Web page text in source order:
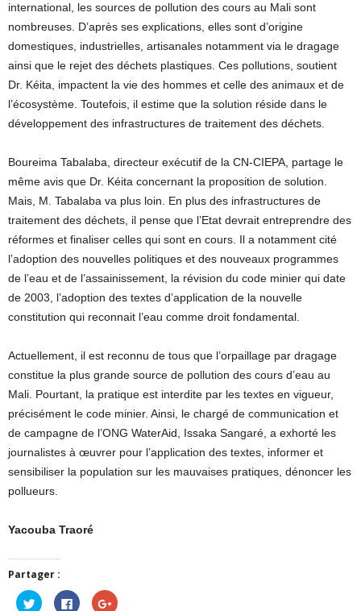
international, les sources de pollution des cours au Mali sont
nombreuses. D’après ses explications, elles sont d’origine
domestiques, industrielles, artisanales notamment via le dragage
ainsi que le rejet des déchets plastiques. Ces pollutions, soutient
Dr. Kéita, impactent la vie des hommes et celle des animaux et de
l’écosystème. Toutefois, il estime que la solution réside dans le
développement des infrastructures de traitement des déchets.
Boureima Tabalaba, directeur exécutif de la CN-CIEPA, partage le
même avis que Dr. Kéita concernant la proposition de solution.
Mais, M. Tabalaba va plus loin. En plus des infrastructures de
traitement des déchets, il pense que l’Etat devrait entreprendre des
réformes et finaliser celles qui sont en cours. Il a notamment cité
l’adoption des nouvelles politiques et des nouveaux programmes
de l’eau et de l’assainissement, la révision du code minier qui date
de 2003, l’adoption des textes d’application de la nouvelle
constitution qui reconnait l’eau comme droit fondamental.
Actuellement, il est reconnu de tous que l’orpaillage par dragage
constitue la plus grande source de pollution des cours d’eau au
Mali. Pourtant, la pratique est interdite par les textes en vigueur,
précisément le code minier. Ainsi, le chargé de communication et
de campagne de l’ONG WaterAid, Issaka Sangaré, a exhorté les
journalistes à œuvrer pour l’application des textes, informer et
sensibiliser la population sur les mauvaises pratiques, dénoncer les
pollueurs.
Yacouba Traoré
Partager :
Cliquez Cliquez Cliquez